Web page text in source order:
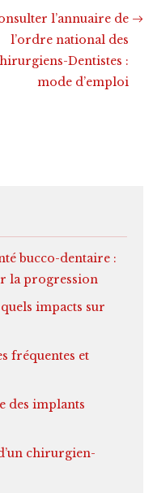
l’annuaire de
l’ordre national des
Dentistes :
mode d’emploi
bucco-dentaire :
la progression
impacts sur
fréquentes et
des implants
chirurgien-